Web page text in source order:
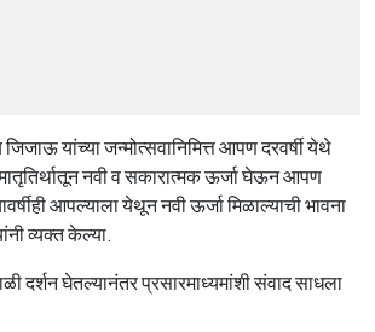
यांच्या जन्मोत्सवानिमित्त आपण दरवर्षी येथे
नवी व सकारात्मक ऊर्जा घेऊन आपण
आपल्याला येथून नवी ऊर्जा मिळाल्याची भावना
व्यक्त केल्या.
दर्शन घेतल्यानंतर प्रसारमाध्यमांशी संवाद साधला